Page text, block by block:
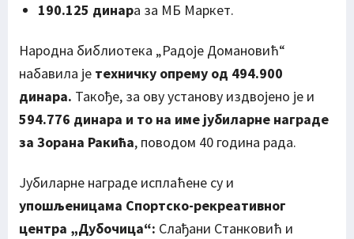
190.125 динара за МБ Маркет.
Народна библиотека „Радоје Домановић“
набавила је техничку опрему од 494.900
динара. Такође, за ову установу издвојено је и
594.776 динара и то на име јубиларне награде
за Зорана Ракића, поводом 40 година рада.
Јубиларне награде исплаћене су и
упошљеницама Спортско-рекреативног
центра „Дубочица“: Слађани Станковић и